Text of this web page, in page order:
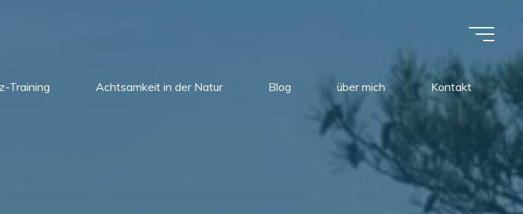
Training Achtsamkeit in der Natur Blog über mich Kontakt